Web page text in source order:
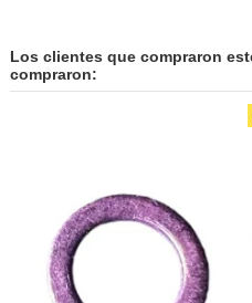
Los clientes que compraron
compraron: